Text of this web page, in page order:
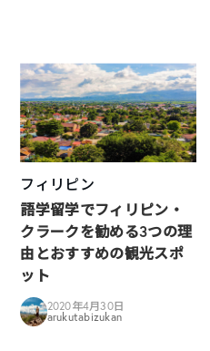
フィリピン
語学留学でフィリピン・
クラークを勧める3つの理
由とおすすめの観光スポ
ット
2020年4月30日
arukutabizukan